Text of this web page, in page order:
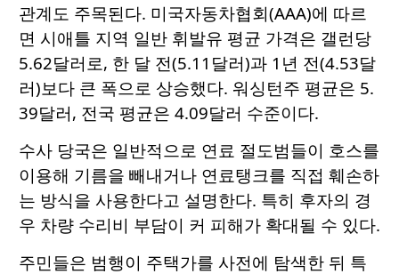
관계도 주목된다. 미국자동차협회(AAA)에 따르
면 시애틀 지역 일반 휘발유 평균 가격은 갤런당
5.62달러로, 한 달 전(5.11달러)과 1년 전(4.53달
러)보다 큰 폭으로 상승했다. 워싱턴주 평균은 5.
39달러, 전국 평균은 4.09달러 수준이다.
수사 당국은 일반적으로 연료 절도범들이 호스를
이용해 기름을 빼내거나 연료탱크를 직접 훼손하
는 방식을 사용한다고 설명한다. 특히 후자의 경
우 차량 수리비 부담이 커 피해가 확대될 수 있다.
주민들은 범행이 주택가를 사전에 탐색한 뒤 특